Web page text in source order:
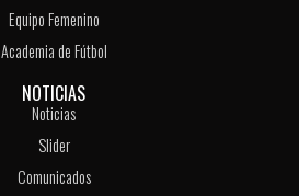
Equipo Femenino
Academia de Fútbol
NOTICIAS
Noticias
Slider
Comunicados